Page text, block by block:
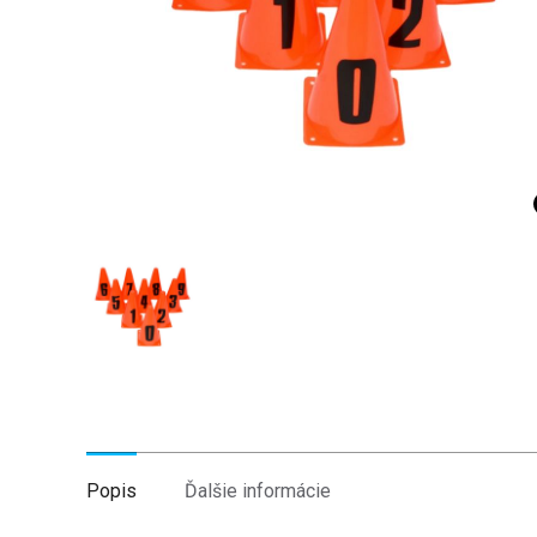
Popis Ďalšie informácie